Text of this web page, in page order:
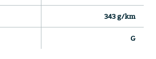
343 g/km
G